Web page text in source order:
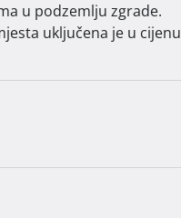
u podzemlju zgrade.
uključena je u cijenu